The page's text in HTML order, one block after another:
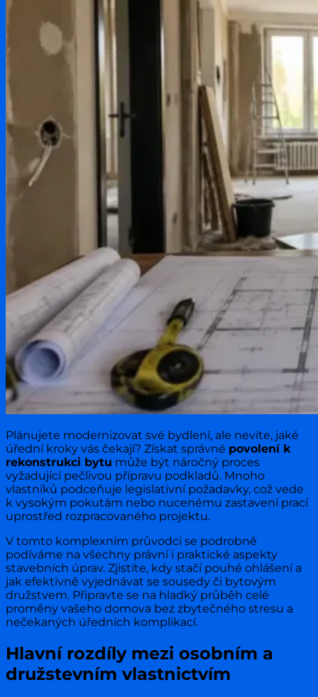
Plánujete modernizovat své bydlení, ale nevíte, jaké
úřední kroky vás čekají? Získat správné povolení k
rekonstrukci bytu může být náročný proces
vyžadující pečlivou přípravu podkladů. Mnoho
vlastníků podceňuje legislativní požadavky, což vede
k vysokým pokutám nebo nucenému zastavení prací
uprostřed rozpracovaného projektu.
V tomto komplexním průvodci se podrobně
podíváme na všechny právní i praktické aspekty
stavebních úprav. Zjistíte, kdy stačí pouhé ohlášení a
jak efektivně vyjednávat se sousedy či bytovým
družstvem. Připravte se na hladký průběh celé
proměny vašeho domova bez zbytečného stresu a
nečekaných úředních komplikací.
Hlavní rozdíly mezi osobním a
družstevním vlastnictvím